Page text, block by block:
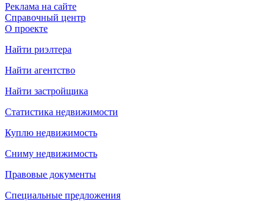
Реклама на сайте
Справочный центр
О проекте
Найти риэлтера
Найти агентство
Найти застройщика
Статистика недвижимости
Куплю недвижимость
Сниму недвижимость
Правовые документы
Специальные предложения